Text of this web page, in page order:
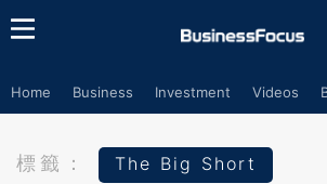
Home Business Investment Videos
標籤： The Big Short